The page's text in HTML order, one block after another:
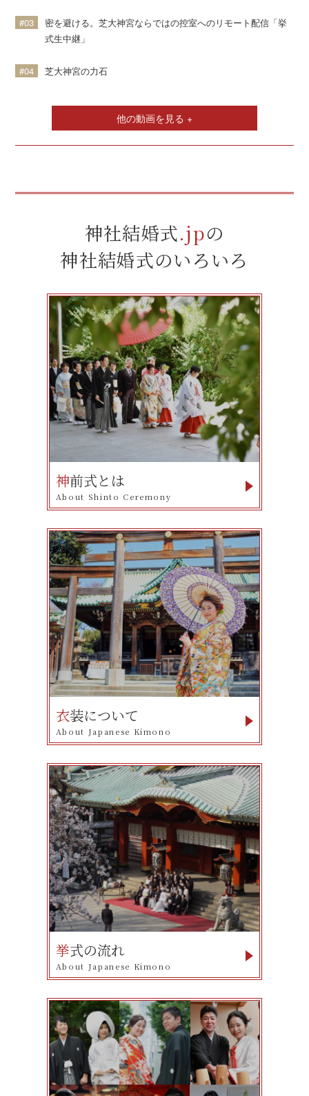
#03
密を避ける。芝大神宮ならではの控室へのリモート配信「挙
式生中継」
#04 芝大神宮の力石
他の動画を見る +
神社結婚式.jpの
神社結婚式のいろいろ
神前式とは
About Shinto Ceremony
衣装について
About Japanese Kimono
挙式の流れ
About Japanese Kimono